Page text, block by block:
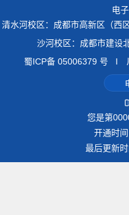
电
清水河校区：成都市高新区（
沙河校区：成都市建
蜀ICP备 05006379 号 I
您是第
开通时间
最后更新时